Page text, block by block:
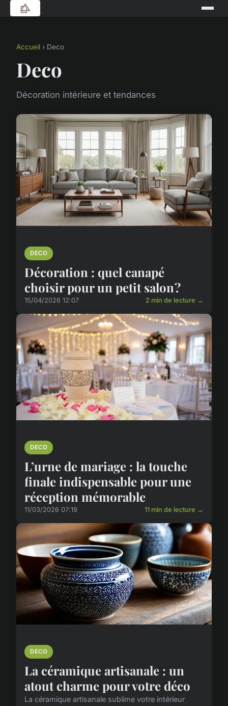
Accueil › Deco
Deco
Décoration intérieure et tendances
DECO
Décoration : quel canapé
choisir pour un petit salon ?
15/04/2026 12:07 2 min de lecture →
DECO
L’urne de mariage : la touche
finale indispensable pour une
réception mémorable
11/03/2026 07:19 11 min de lecture →
DECO
La céramique artisanale : un
atout charme pour votre déco
La céramique artisanale sublime votre intérieur